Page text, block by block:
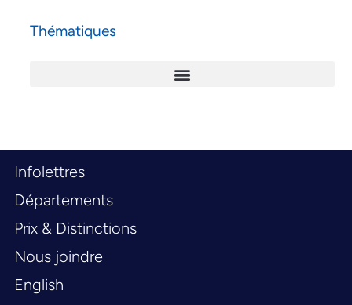
Thématiques
Infolettres
Départements
Prix & Distinctions
Nous joindre
English